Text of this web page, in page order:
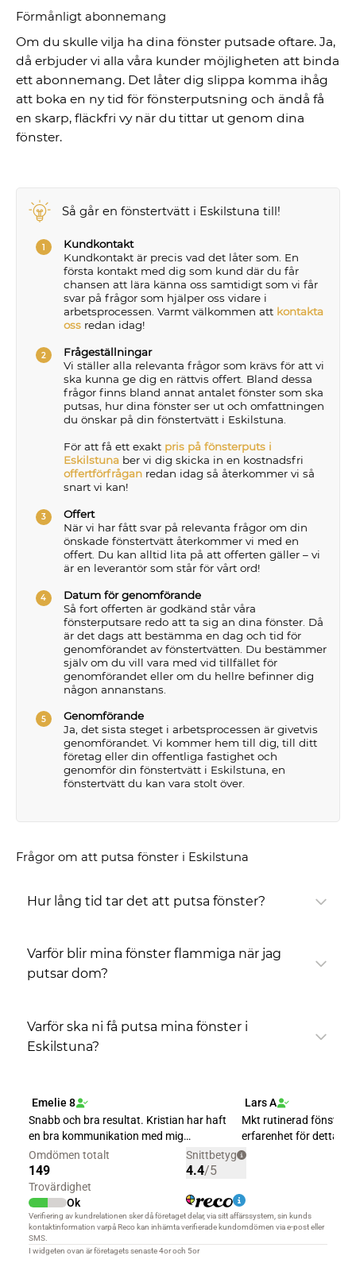
Förmånligt abonnemang
Om du skulle vilja ha dina fönster putsade oftare. Ja,
då erbjuder vi alla våra kunder möjligheten att binda
ett abonnemang. Det låter dig slippa komma ihåg
att boka en ny tid för fönsterputsning och ändå få
en skarp, fläckfri vy när du tittar ut genom dina
fönster.
Så går en fönstertvätt i Eskilstuna till!
Kundkontakt
Kundkontakt är precis vad det låter som. En
första kontakt med dig som kund där du får
chansen att lära känna oss samtidigt som vi får
svar på frågor som hjälper oss vidare i
arbetsprocessen. Varmt välkommen att kontakta
ossredan idag!
Frågeställningar
Vi ställer alla relevanta frågor som krävs för att vi
ska kunna ge dig en rättvis offert. Bland dessa
frågor finns bland annat antalet fönster som ska
putsas, hur dina fönster ser ut och omfattningen
du önskar på din fönstertvätt i Eskilstuna.
För att få ett exakt pris på fönsterputs i
Eskilstunaber vi dig skicka in en kostnadsfri
offertförfråganredan idag så återkommer vi så
snart vi kan!
Offert
När vi har fått svar på relevanta frågor om din
önskade fönstertvätt återkommer vi med en
offert. Du kan alltid lita på att offerten gäller – vi
är en leverantör som står för vårt ord!
Datum för genomförande
Så fort offerten är godkänd står våra
fönsterputsare redo att ta sig an dina fönster. Då
är det dags att bestämma en dag och tid för
genomförandet av fönstertvätten. Du bestämmer
själv om du vill vara med vid tillfället för
genomförandet eller om du hellre befinner dig
någon annanstans.
Genomförande
Ja, det sista steget i arbetsprocessen är givetvis
genomförandet. Vi kommer hem till dig, till ditt
företag eller din offentliga fastighet och
genomför din fönstertvätt i Eskilstuna, en
fönstertvätt du kan vara stolt över.
Frågor om att putsa fönster i Eskilstuna
Hur lång tid tar det att putsa fönster?
Varför blir mina fönster flammiga när jag
putsar dom?
Varför ska ni få putsa mina fönster i
Eskilstuna?